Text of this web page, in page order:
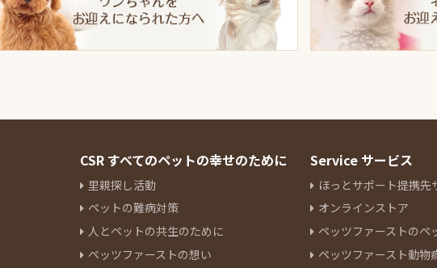
CSR すべてのペットの幸せのために
里親探し活動
ペットの難病対策
人とペットの共生のために
ペッツファーストの想い
Service サービス
ほっとサポート提携先
オンラインストア
ペッツファーストのペ
ペッツファースト動物